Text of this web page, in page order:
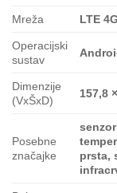
Mreža LTE
Operacijski
sustav
Dimenzije
(VxŠxD)
157,8
Posebne
značajke
prsta,